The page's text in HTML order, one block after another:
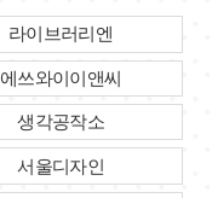
라이브러리엔
에쓰와이이앤씨
생각공작소
서울디자인